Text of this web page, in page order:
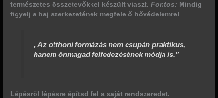
természetes összetevőkkel készült viaszt.Fontos: Mindig
figyelj a haj szerkezetének megfelelő hővédelemre!
„Az otthoni formázás nem csupán praktikus,
hanem önmagad felfedezésének módja is.”
Lépésről lépésre építsd fel a saját rendszeredet.